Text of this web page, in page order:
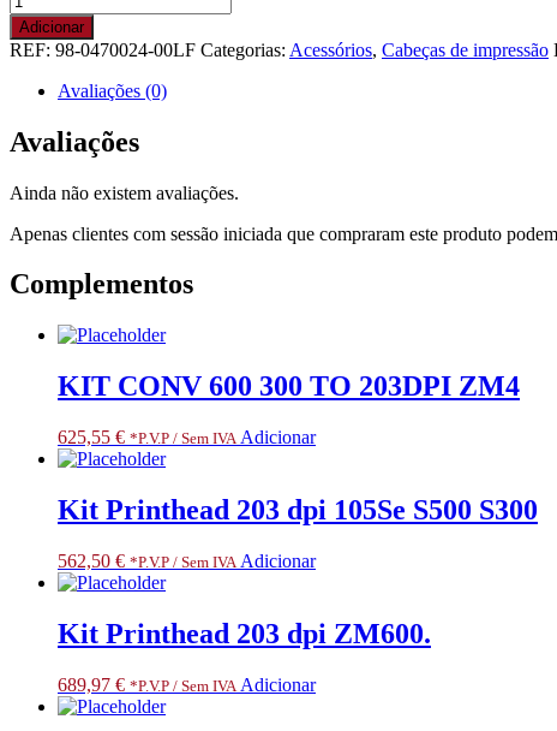
de
Print
head
module
644M
Pro
Adicionar
REF: 98-0470024-00LF Categorias: Acessórios, Cabeças de impressão
Avaliações (0)
Avaliações
Ainda não existem avaliações.
Apenas clientes com sessão iniciada que compraram este produto
Complementos
KIT CONV 600 300 TO 203DPI ZM4
625,55 € *P.V.P / Sem IVA Adicionar
Kit Printhead 203 dpi 105Se S500 S300
562,50 € *P.V.P / Sem IVA Adicionar
Kit Printhead 203 dpi ZM600.
689,97 € *P.V.P / Sem IVA Adicionar